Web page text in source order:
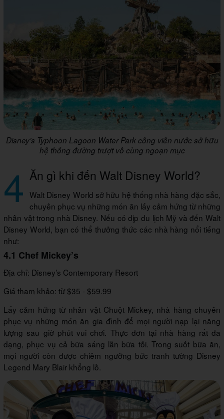
Disney’s Typhoon Lagoon Water Park công viên nước sở hữu
hệ thống đường trượt vô cùng ngoạn mục
4 Ăn gì khi đến Walt Disney World?
Walt Disney World sở hữu hệ thống nhà hàng đặc sắc,
chuyên phục vụ những món ăn lấy cảm hứng từ những
nhân vật trong nhà Disney. Nếu có dịp du lịch Mỹ và đến Walt
Disney World, bạn có thể thưởng thức các nhà hàng nổi tiếng
như:
4.1 Chef Mickey’s
Địa chỉ: Disney’s Contemporary Resort
Giá tham khảo: từ $35 - $59.99
Lấy cảm hứng từ nhân vật Chuột Mickey, nhà hàng chuyên
phục vụ những món ăn gia đình để mọi người nạp lại năng
lượng sau giờ phút vui chơi. Thực đơn tại nhà hàng rất đa
dạng, phục vụ cả bữa sáng lẫn bữa tối. Trong suốt bữa ăn,
mọi người còn được chiêm ngưỡng bức tranh tường Disney
Legend Mary Blair khổng lồ.